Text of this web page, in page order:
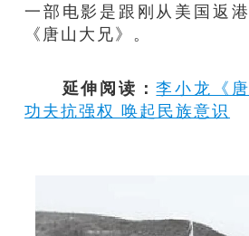
一部电影是跟刚从美国返
《唐山大兄》。
延伸阅读：李小龙《
功夫抗强权 唤起民族意识